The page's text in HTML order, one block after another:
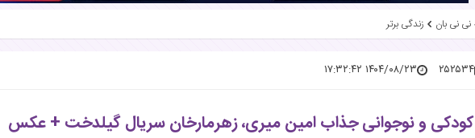
نی نی بان زندگی برتر
۲۵۲۵۳۴ ۱۴۰۴/۰۸/۲۳ ۱۷:۳۲:۴۲
کودکی و نوجوانی جذاب امین میری، زهرمارخان سریال گیلدخت + عکس